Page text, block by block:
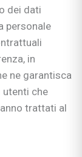
dei dati
personale
in
ne garantisca
utenti che
trattati al